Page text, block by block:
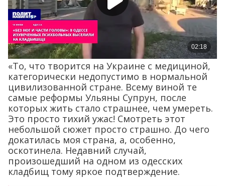
«То, что творится на Украине с медициной,
категорически недопустимо в нормальной
цивилизованной стране. Всему виной те
самые реформы Ульяны Супрун, после
которых жить стало страшнее, чем умереть.
Это просто тихий ужас! Смотреть этот
небольшой сюжет просто страшно. До чего
докатилась моя страна, а, особенно,
оскотинела. Недавний случай,
произошедший на одном из одесских
кладбищ тому яркое подтверждение.